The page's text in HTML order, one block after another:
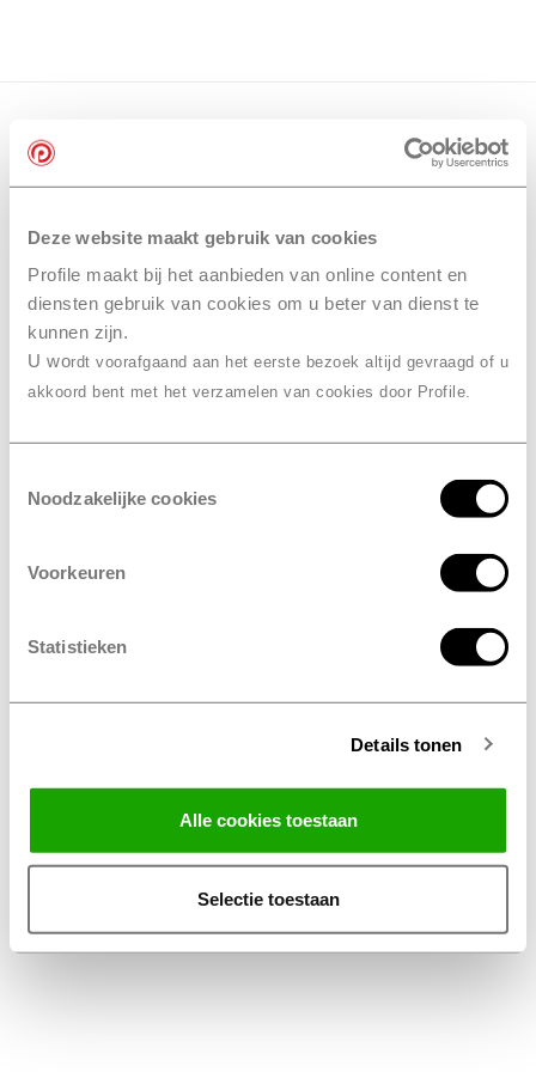
Deze website maakt gebruik van cookies
Profile maakt bij het aanbieden van online content en
diensten gebruik van cookies om u beter van dienst te
kunnen zijn.
U wordt voorafgaand aan het eerste bezoek altijd gevraagd of u
akkoord bent met het verzamelen van cookies door Profile.
Noodzakelijke cookies
Voorkeuren
Statistieken
Details tonen
Alle cookies toestaan
Selectie toestaan
Algemene Voorwaarden Thuiswinkel
Privacy Statement Profile Nederland B.V.
Disclaimer